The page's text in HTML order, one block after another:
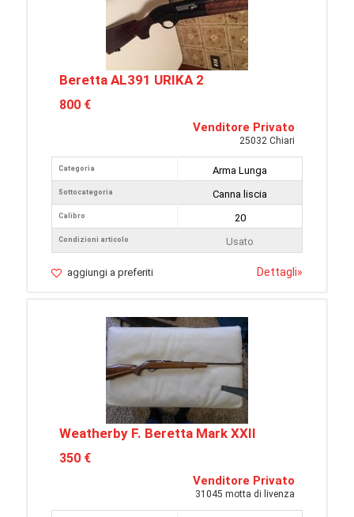
Beretta AL391 URIKA 2
800 €
Venditore Privato
25032 Chiari
Categoria
Sottocategoria
Calibro
Condizioni articolo
Arma Lunga
Canna liscia
20
Usato
aggiungi a preferiti Dettagli»
Weatherby F. Beretta Mark XXII
350 €
Venditore Privato
31045 motta di livenza